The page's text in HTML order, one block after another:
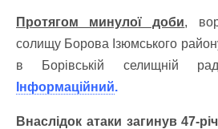
Протягом минулої доби,
солищу Борова Ізюмського
в Борівській селищній
Інформаційний.
Внаслідок атаки загинув 47-